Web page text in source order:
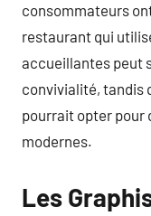
consommateurs
restaurant qui
accueillantes peut
convivialité, tandis
pourrait opter pour
modernes.
Les